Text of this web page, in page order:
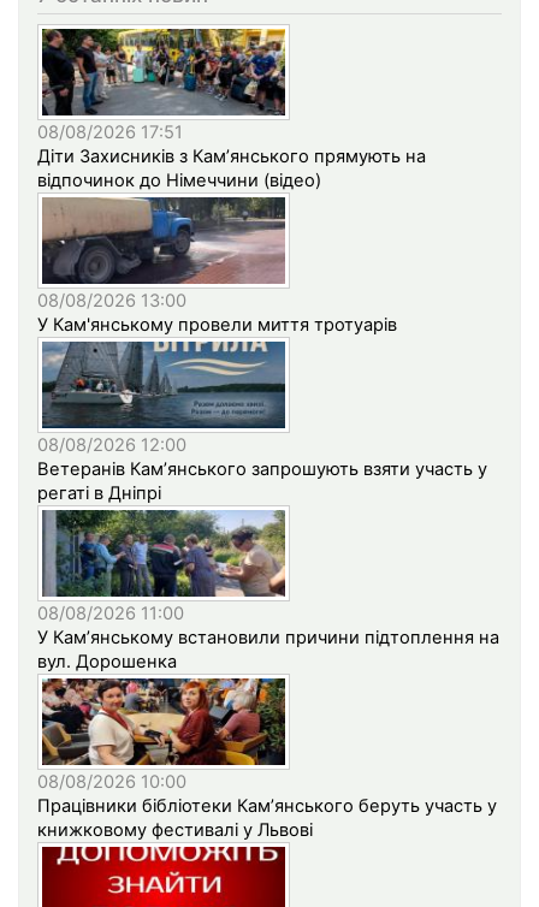
08/08/2026 17:51
Діти Захисників з Кам’янського прямують на
відпочинок до Німеччини (відео)
08/08/2026 13:00
У Кам'янському провели миття тротуарів
08/08/2026 12:00
Ветеранів Кам’янського запрошують взяти участь у
регаті в Дніпрі
08/08/2026 11:00
У Кам’янському встановили причини підтоплення на
вул. Дорошенка
08/08/2026 10:00
Працівники бібліотеки Кам’янського беруть участь у
книжковому фестивалі у Львові